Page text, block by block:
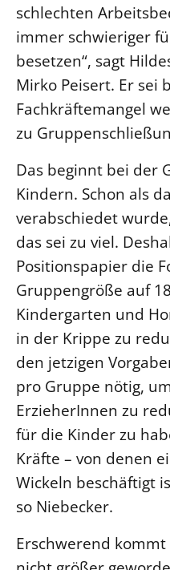
schlechten
immer schwieriger
besetzen“, sagt
Mirko Peisert. Er sei
Fachkräftemangel
zu
Das beginnt bei der
Kindern. Schon als
verabschiedet
das sei zu viel.
Positionspapier die
Gruppengröße auf
Kindergarten und
in der Krippe zu
den jetzigen
pro Gruppe nötig,
ErzieherInnen zu
für die Kinder zu
Kräfte – von denen
Wickeln beschäftigt
so Niebecker.
Erschwerend